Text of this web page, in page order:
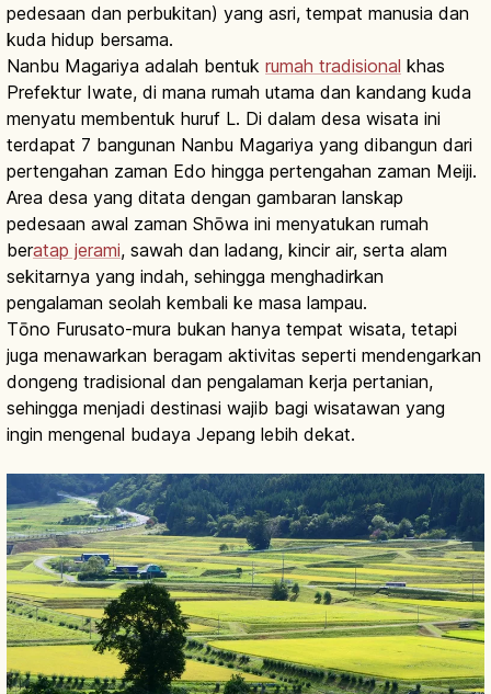
pedesaan dan perbukitan) yang asri, tempat manusia dan
kuda hidup bersama.
Nanbu Magariya adalah bentuk rumah tradisional khas
Prefektur Iwate, di mana rumah utama dan kandang kuda
menyatu membentuk huruf L. Di dalam desa wisata ini
terdapat 7 bangunan Nanbu Magariya yang dibangun dari
pertengahan zaman Edo hingga pertengahan zaman Meiji.
Area desa yang ditata dengan gambaran lanskap
pedesaan awal zaman Shōwa ini menyatukan rumah
beratap jerami, sawah dan ladang, kincir air, serta alam
sekitarnya yang indah, sehingga menghadirkan
pengalaman seolah kembali ke masa lampau.
Tōno Furusato-mura bukan hanya tempat wisata, tetapi
juga menawarkan beragam aktivitas seperti mendengarkan
dongeng tradisional dan pengalaman kerja pertanian,
sehingga menjadi destinasi wajib bagi wisatawan yang
ingin mengenal budaya Jepang lebih dekat.